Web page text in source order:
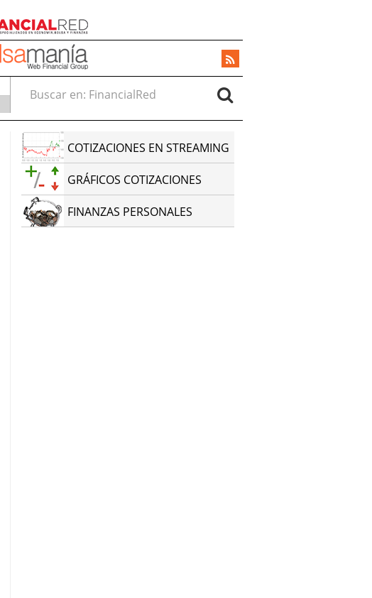
Buscar en:
COTIZACIONES EN STREAMING
GRÁFICOS COTIZACIONES
FINANZAS PERSONALES